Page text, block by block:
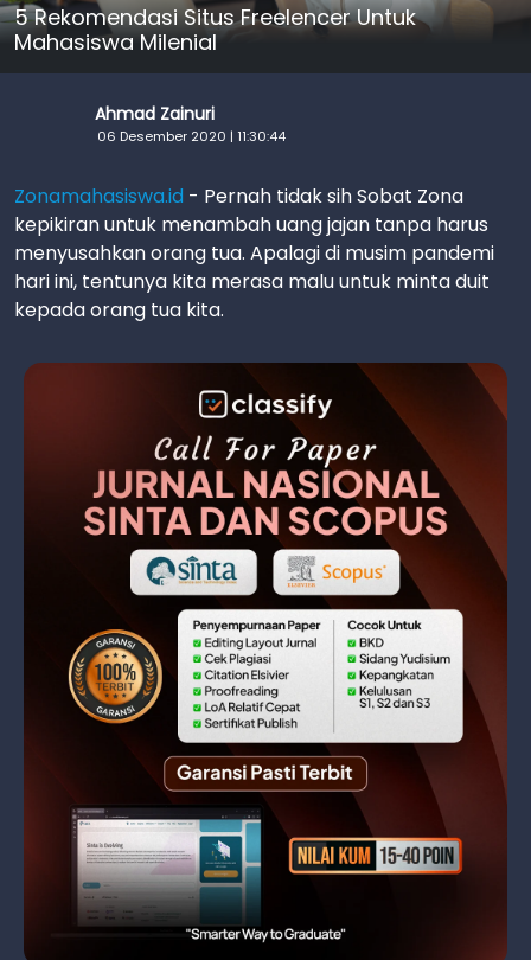
5 Rekomendasi Situs Freelencer Untuk
Mahasiswa Milenial
Ahmad Zainuri
06 Desember 2020 | 11:30:44
Zonamahasiswa.id - Pernah tidak sih Sobat Zona
kepikiran untuk menambah uang jajan tanpa harus
menyusahkan orang tua. Apalagi di musim pandemi
hari ini, tentunya kita merasa malu untuk minta duit
kepada orang tua kita.